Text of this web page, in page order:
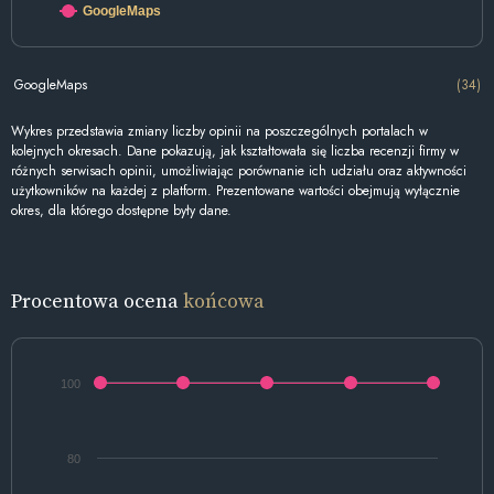
GoogleMaps
GoogleMaps (34)
Wykres przedstawia zmiany liczby opinii na poszczególnych portalach w
kolejnych okresach. Dane pokazują, jak kształtowała się liczba recenzji firmy w
różnych serwisach opinii, umożliwiając porównanie ich udziału oraz aktywności
użytkowników na każdej z platform. Prezentowane wartości obejmują wyłącznie
okres, dla którego dostępne były dane.
Procentowa ocenakońcowa
80
100